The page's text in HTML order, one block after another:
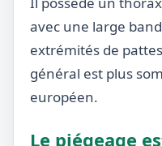
avec une large
extrémités de
général est plus
européen.
Le piégeage